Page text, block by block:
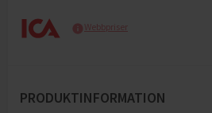
Webbpriser
PRODUKTINFORMATION